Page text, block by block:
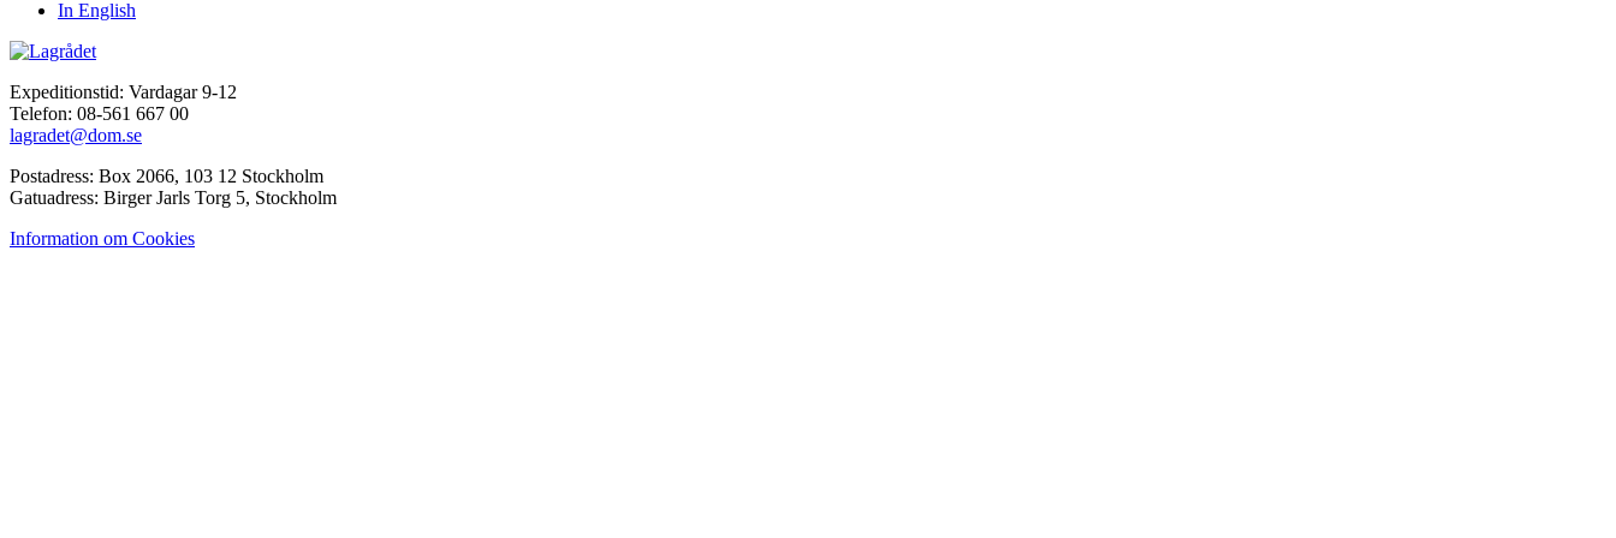
In English
Expeditionstid: Vardagar 9-12
Telefon: 08-561 667 00
lagradet@dom.se
Postadress: Box 2066, 103 12 Stockholm
Gatuadress: Birger Jarls Torg 5, Stockholm
Information om Cookies